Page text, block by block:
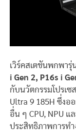
เวิร์คสเตชันพกพารุ่
i Gen 2, P16s i
กับนวัตกรรมโปรเซ
Ultra 9 185H ซึ่งอ
อื่น ๆ CPU, NPU แ
ประสิทธิภาพการท